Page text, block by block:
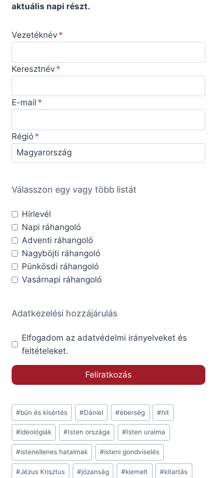
aktuális napi részt.
Vezetéknév
Keresztnév
E-mail
Régió
Válasszon egy vagy több listát
Hírlevél
Napi ráhangoló
Adventi ráhangoló
Nagyböjti ráhangoló
Pünkösdi ráhangoló
Vasárnapi ráhangoló
Adatkezelési hozzájárulás
Elfogadom az adatvédelmi irányelveket és
feltételeket.
Post
Tags:
#bűn és kísértés #Dániel #éberség #hit
#ideológiák #Isten országa #Isten uralma
#istenellenes hatalmak #isteni gondviselés
#Jézus Krisztus #józanság #kiemelt #kitartás